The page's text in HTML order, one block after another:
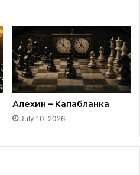
Алехин – Капабланка
July 10, 2026